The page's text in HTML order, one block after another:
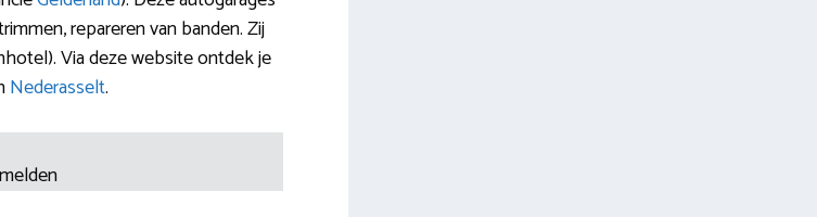
repareren van banden. Zij
Via deze website ontdek je
Nederasselt.